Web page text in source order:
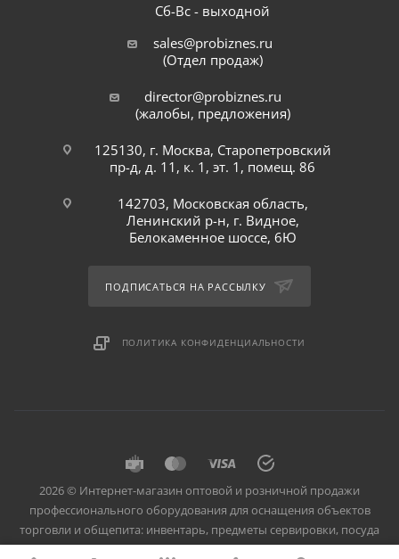
Сб-Вс - выходной
sales@probiznes.ru
(Отдел продаж)
director@probiznes.ru
(жалобы, предложения)
125130, г. Москва, Старопетровский
пр-д, д. 11, к. 1, эт. 1, помещ. 86
142703, Московская область,
Ленинский р-н, г. Видное,
Белокаменное шоссе, 6Ю
ПОДПИСАТЬСЯ НА РАССЫЛКУ
ПОЛИТИКА КОНФИДЕНЦИАЛЬНОСТИ
2026 © Интернет-магазин оптовой и розничной продажи
профессионального оборудования для оснащения объектов
торговли и общепита: инвентарь, предметы сервировки, посуда
для баров, кафе и ресторанов.